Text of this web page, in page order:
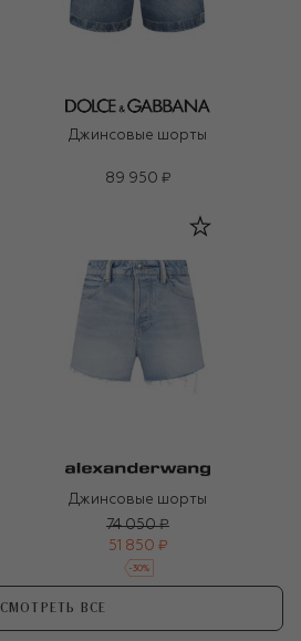
Джинсовые шорты
89 950 ₽
Джинсовые шорты
74 050 ₽
51 850 ₽
-30%
СМОТРЕТЬ ВСЕ